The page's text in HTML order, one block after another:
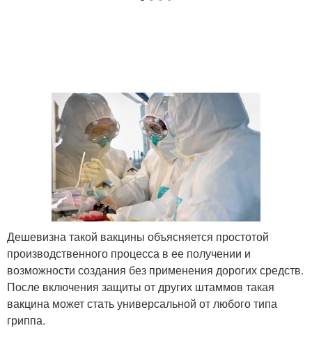
Дешевизна такой вакцины объясняется простотой
производственного процесса в ее получении и
возможности создания без применения дорогих средств.
После включения защиты от других штаммов такая
вакцина может стать универсальной от любого типа
гриппа.